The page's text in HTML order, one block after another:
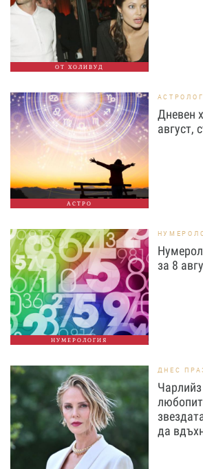
ОТ ХОЛИВУД
АСТРО
Дневен
август,
НУМЕРОЛОГИЯ
за 8
ДНЕС
да